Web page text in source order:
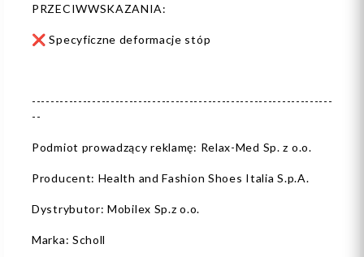
PRZECIWWSKAZANIA:
❌ Specyficzne deformacje stóp
-----------------------------------------------------------------
--
Podmiot prowadzący reklamę: Relax-Med Sp. z o.o.
Producent: Health and Fashion Shoes Italia S.p.A.
Dystrybutor: Mobilex Sp.z o.o.
Marka: Scholl